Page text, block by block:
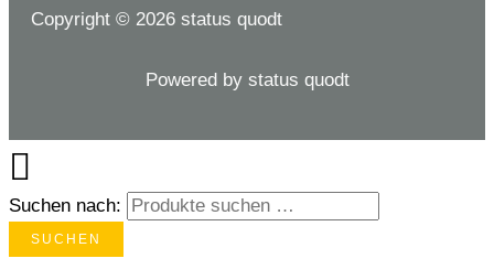
Copyright © 2026 status quodt
Powered by status quodt
Suchen nach:
SUCHEN